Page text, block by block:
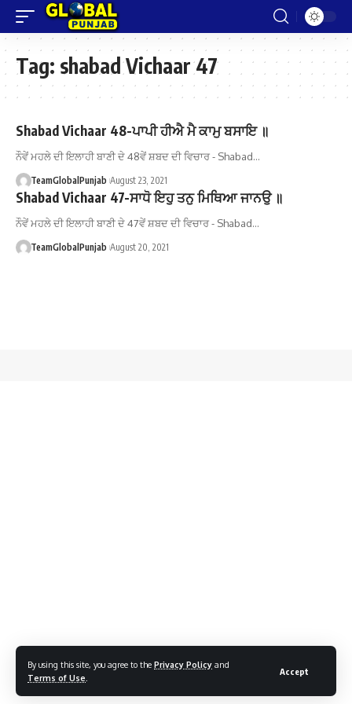
By using this site, you agree to the Privacy Policy and
Terms of Use
Accept
Tag: shabad Vichaar 47
Shabad Vichaar 48-ਪਾਪੀ ਹੀਐ ਮੈ ਕਾਮੁ ਬਸਾਇ ॥
ਨੌਵੇਂ ਮਹਲੇ ਦੀ ਇਲਾਹੀ ਬਾਣੀ ਦੇ 48ਵੇਂ ਸ਼ਬਦ ਦੀ ਵਿਚਾਰ - Shabad…
TeamGlobalPunjab August 23, 2021
Shabad Vichaar 47-ਸਾਧੋ ਇਹੁ ਤਨੁ ਮਿਥਿਆ ਜਾਨਉ ॥
ਨੌਵੇਂ ਮਹਲੇ ਦੀ ਇਲਾਹੀ ਬਾਣੀ ਦੇ 47ਵੇਂ ਸ਼ਬਦ ਦੀ ਵਿਚਾਰ - Shabad…
TeamGlobalPunjab August 20, 2021